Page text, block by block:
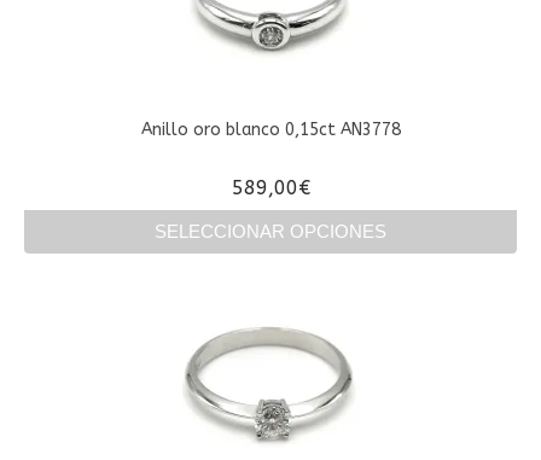
opciones
se
en
de
producto
Anillo oro blanco 0,15ct AN3778
589,00€
SELECCIONAR OPCIONES
múltiples
variantes.
opciones
se